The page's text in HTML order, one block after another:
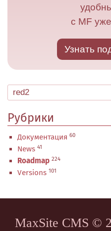
с MF
Узнать
Рубрики
Документация 60
News 41
Roadmap 224
Versions 101
MaxSite CMS ©